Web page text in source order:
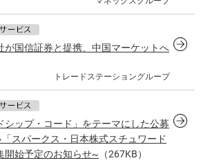
が国信証券と提携、中国マーケットへ
トレードステーショングループ
シップ・コード」をテーマにした公募
パークス・日本株式スチュワード
開始予定のお知らせ~ （267KB）